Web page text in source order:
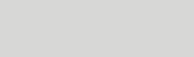
[GK] Endless Legend 2 :
[LS] [PS5] Le WebKit